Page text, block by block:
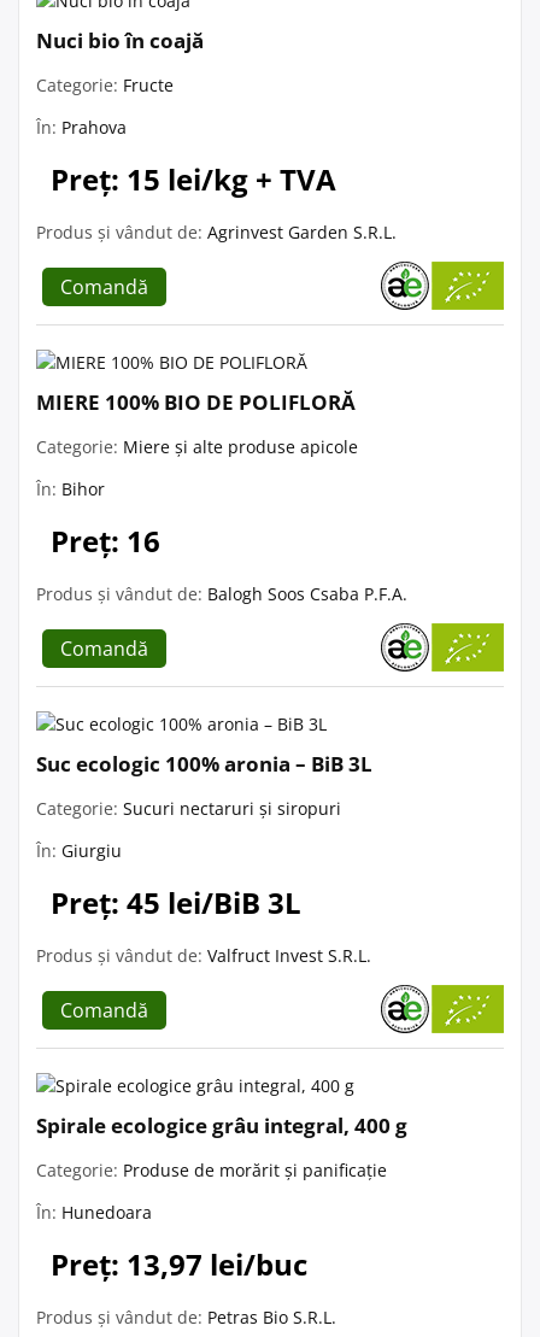
Nuci bio în coajă
Categorie: Fructe
În: Prahova
Preț: 15 lei/kg + TVA
Produs și vândut de: Agrinvest Garden S.R.L.
Comandă
MIERE 100% BIO DE POLIFLORĂ
Categorie: Miere și alte produse apicole
În: Bihor
Preț: 16
Produs și vândut de: Balogh Soos Csaba P.F.A.
Comandă
Suc ecologic 100% aronia – BiB 3L
Categorie: Sucuri nectaruri și siropuri
În: Giurgiu
Preț: 45 lei/BiB 3L
Produs și vândut de: Valfruct Invest S.R.L.
Comandă
Spirale ecologice grâu integral, 400 g
Categorie: Produse de morărit și panificație
În: Hunedoara
Preț: 13,97 lei/buc
Produs și vândut de: Petras Bio S.R.L.